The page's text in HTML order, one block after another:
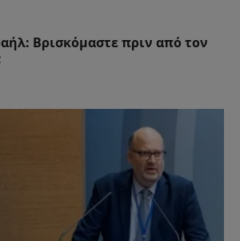
Βρισκόμαστε πριν από τον